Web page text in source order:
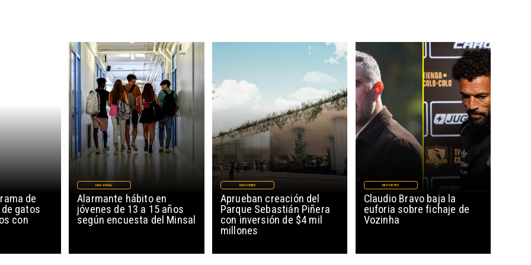
de
gatos
con
Alarmante hábito en
jóvenes de 13 a 15 años
según encuesta del Minsal
NACIONAL
Aprueban creación del
Parque Sebastián Piñera
con inversión de $4 mil
millones
REGIONES
Claudio Bravo baja la
euforia sobre fichaje de
Vozinha
DEPORTES